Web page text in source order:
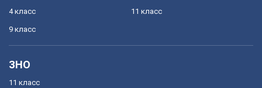
4 класс
9 класс
11 класс
ЗНО
11 класс